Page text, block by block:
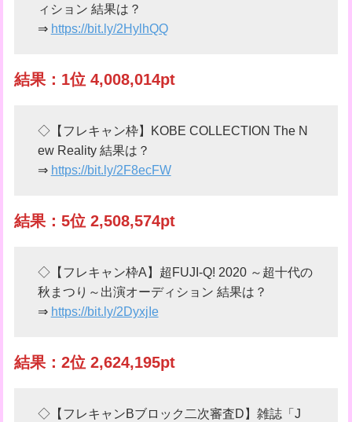
ィション 結果は？
⇒ https://bit.ly/2HylhQQ
結果：1位 4,008,014pt
◇【フレキャン枠】KOBE COLLECTION The N
ew Reality 結果は？
⇒ https://bit.ly/2F8ecFW
結果：5位 2,508,574pt
◇【フレキャン枠A】超FUJI-Q! 2020 ～超十代の
秋まつり～出演オーディション 結果は？
⇒ https://bit.ly/2DyxjIe
結果：2位 2,624,195pt
◇【フレキャンBブロック二次審査D】雑誌「J